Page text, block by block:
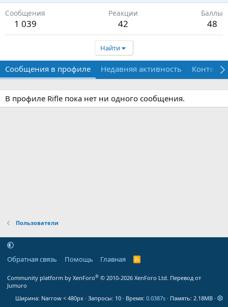
Сообщения
1 039
Реакции
42
Баллы
48
Найти
Сообщения в профиле Недавняя активность Контент
В профиле Rifle пока нет ни одного сообщения.
Пользователи
Обратная связь Помощь Главная
R
Community platform by XenForo® © 2010-2026 XenForo Ltd. Перевод от
Jumuro
Ширина
Запросы 10 Время 0.0387s Память 2.18MB